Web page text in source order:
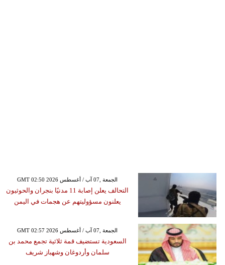
GMT 02:50 2026 الجمعة ,07 آب / أغسطس
التحالف يعلن إصابة 11 مدنيًا بنجران والحوثيون
يعلنون مسؤوليتهم عن هجمات في اليمن
GMT 02:57 2026 الجمعة ,07 آب / أغسطس
السعودية تستضيف قمة ثلاثية تجمع محمد بن
سلمان وأردوغان وشهباز شريف